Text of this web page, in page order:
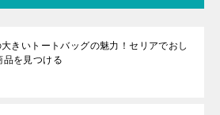
きいトートバッグの魅力！セリアでおし
品を見つける